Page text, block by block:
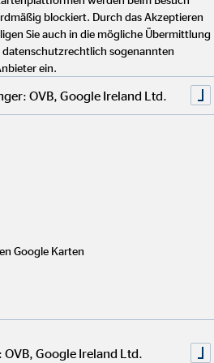
AG
Rechtliche Hinweise
OVB Portal
blockiert. Durch das Akzeptieren
Sie auch in die mögliche Übermittlung
datenschutzrechtlich sogenannten
ein.
OVB, Google Ireland Ltd.
Google Karten
Google Ireland Ltd.